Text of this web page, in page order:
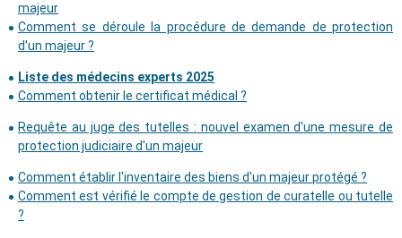
majeur
Comment se déroule la procédure de demande de protection
d'un majeur ?
Liste des médecins experts 2025
Comment obtenir le certificat médical ?
Requête au juge des tutelles : nouvel examen d'une mesure de
protection judiciaire d'un majeur
Comment établir l'inventaire des biens d'un majeur protégé ?
Comment est vérifié le compte de gestion de curatelle ou tutelle
?